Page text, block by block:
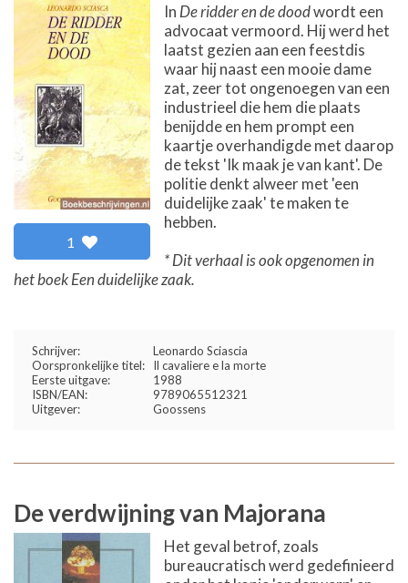
1
In De ridder en de doodwordt een
advocaat vermoord. Hij werd het
laatst gezien aan een feestdis
waar hij naast een mooie dame
zat, zeer tot ongenoegen van een
industrieel die hem die plaats
benijdde en hem prompt een
kaartje overhandigde met daarop
de tekst 'Ik maak je van kant'. De
politie denkt alweer met 'een
duidelijke zaak' te maken te
hebben.
* Dit verhaal is ook opgenomen in
het boek Een duidelijke zaak.
Schrijver:
Leonardo Sciascia
Oorspronkelijke titel:
Il cavaliere e la morte
Eerste uitgave:
1988
ISBN/EAN:
9789065512321
Uitgever:
Goossens
De verdwijning van Majorana
Het geval betrof, zoals
bureaucratisch werd gedefinieerd